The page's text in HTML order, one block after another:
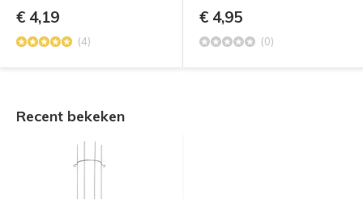
€ 4,19
(4)
€ 4,95
(0)
Recent bekeken